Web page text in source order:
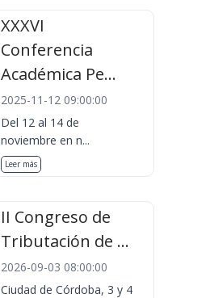
XXXVI
Conferencia
Académica Pe...
2025-11-12 09:00:00
Del 12 al 14 de
noviembre en n...
Leer más
II Congreso de
Tributación de ...
2026-09-03 08:00:00
Ciudad de Córdoba, 3 y 4